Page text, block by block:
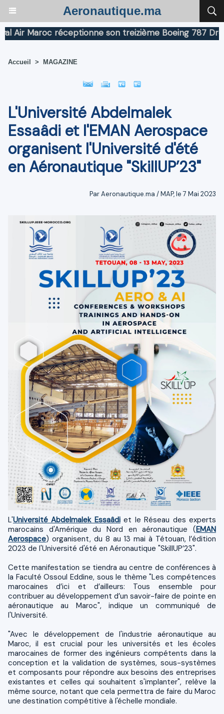
Aeronautique.ma
Maroc réceptionne son treizième Boeing 787
Accueil > MAGAZINE
L'Université Abdelmalek
Essaâdi et l'EMAN Aerospace
organisent l'Université d'été
en Aéronautique "SkillUP’23"
Par Aeronautique.ma / MAP, le 7 Mai 2023
L'Université Abdelmalek Essaâdiet le Réseau des experts
marocains d'Amérique du Nord en aéronautique (EMAN
Aerospace) organisent, du 8 au 13 mai à Tétouan, l’édition
2023 de l'Université d'été en Aéronautique "SkillUP’23".
Cette manifestation se tiendra au centre de conférences à
la Faculté Ossoul Eddine, sous le thème "Les compétences
marocaines d’ici et d’ailleurs: Tous ensemble pour
contribuer au développement d’un savoir-faire de pointe en
aéronautique au Maroc", indique un communiqué de
l'Université.
"Avec le développement de l'industrie aéronautique au
Maroc, il est crucial pour les universités et les écoles
marocaines de former des ingénieurs compétents dans la
conception et la validation de systèmes, sous-systèmes
et composants pour répondre aux besoins des entreprises
existantes et celles qui souhaitent s'implanter", relève la
même source, notant que cela permettra de faire du Maroc
une destination compétitive à l'échelle mondiale.